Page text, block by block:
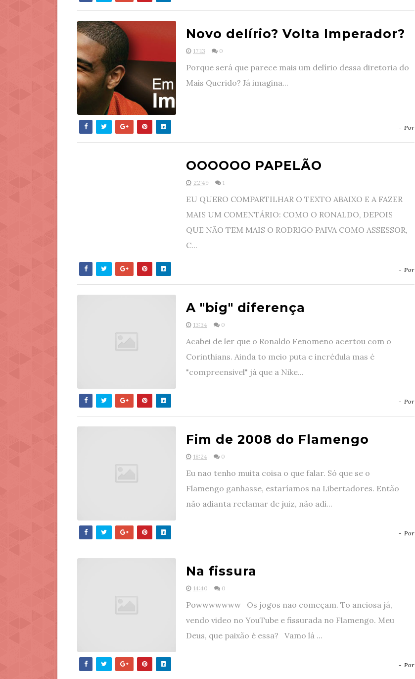
Novo delírio? Volta Imperador?
17:13 0
Porque será que parece mais um delírio dessa diretoria do
Mais Querido? Já imagina...
- Por
OOOOOO PAPELÃO
22:49 1
EU QUERO COMPARTILHAR O TEXTO ABAIXO E A FAZER
MAIS UM COMENTÁRIO: COMO O RONALDO, DEPOIS
QUE NÃO TEM MAIS O RODRIGO PAIVA COMO ASSESSOR,
C...
- Por
A "big" diferença
13:34 0
Acabei de ler que o Ronaldo Fenomeno acertou com o
Corinthians. Ainda to meio puta e incrédula mas é
"compreensivel" já que a Nike...
- Por
Fim de 2008 do Flamengo
18:24 0
Eu nao tenho muita coisa o que falar. Só que se o
Flamengo ganhasse, estaríamos na Libertadores. Então
não adianta reclamar de juiz, não adi...
- Por
Na fissura
14:40 0
Powwwwwww Os jogos nao começam. To anciosa já,
vendo video no YouTube e fissurada no Flamengo. Meu
Deus, que paixão é essa? Vamo lá ...
- Por